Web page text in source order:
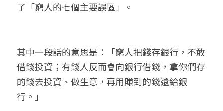
團隊訓練營
五行八字線上班
了「窮人的七個主要誤區」。
其中一段話的意思是：「窮人把錢存銀行，不敢
借錢投資；有錢人反而會向銀行借錢，拿你們存
的錢去投資、做生意，再用賺到的錢還給銀
行。」